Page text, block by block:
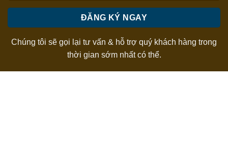
Chúng tôi sẽ gọi lại tư vấn & hỗ trợ quý khách hàng trong
thời gian sớm nhất có thể.